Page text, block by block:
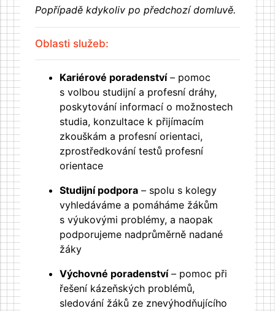
Popřípadě kdykoliv po předchozí domluvě.
Oblasti služeb:
Kariérové poradenství– pomoc
s volbou studijní a profesní dráhy,
poskytování informací o možnostech
studia, konzultace k přijímacím
zkouškám a profesní orientaci,
zprostředkování testů profesní
orientace
Studijní podpora – spolu s kolegy
vyhledáváme a pomáháme žákům
s výukovými problémy, a naopak
podporujeme nadprůměrně nadané
žáky
Výchovné poradenství– pomoc při
řešení kázeňských problémů,
sledování žáků ze znevýhodňujícího